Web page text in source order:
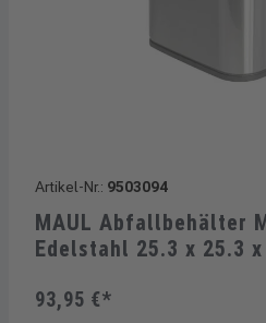
Artikel-Nr.: 9503094
MAUL Abfallbehälter
Edelstahl 25.3 x 25.3
93,95 €*